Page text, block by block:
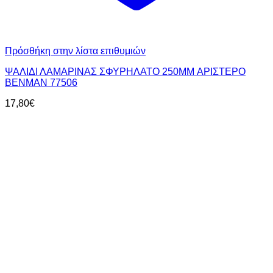
Πρόσθήκη στην λίστα επιθυμιών
ΨΑΛΙΔΙ ΛΑΜΑΡΙΝΑΣ ΣΦΥΡΗΛΑΤΟ 250MM ΑΡΙΣΤΕΡΟ
BENMAN 77506
17,80€